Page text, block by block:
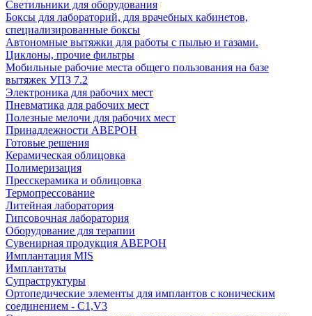
Светильники для оборудования
Боксы для лабораторий, для врачебных кабинетов,
специализированные боксы
Автономные вытяжки для работы с пылью и газами.
Циклоны, прочие фильтры
Мобильные рабочие места общего пользования на базе
вытяжек УПЗ 7.2
Электроника для рабочих мест
Пневматика для рабочих мест
Полезные мелочи для рабочих мест
Принадлежности АВЕРОН
Готовые решения
Керамическая облицовка
Полимеризация
Пресскерамика и облицовка
Термопрессование
Литейная лаборатория
Гипсовочная лаборатория
Оборудование для терапии
Сувенирная продукция АВЕРОН
Имплантация MIS
Имплантаты
Супраструктуры
Ортопедические элементы для имплантов с коническим
соединением - C1,V3